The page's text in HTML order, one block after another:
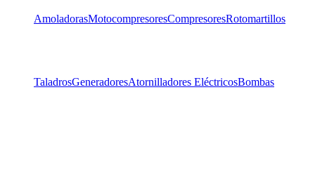
AmoladorasMotocompresoresCompresoresRotomartillos
TaladrosGeneradoresAtornilladores EléctricosBombas